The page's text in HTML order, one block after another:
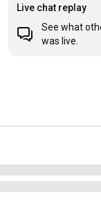
Live chat replay
See what
was live.